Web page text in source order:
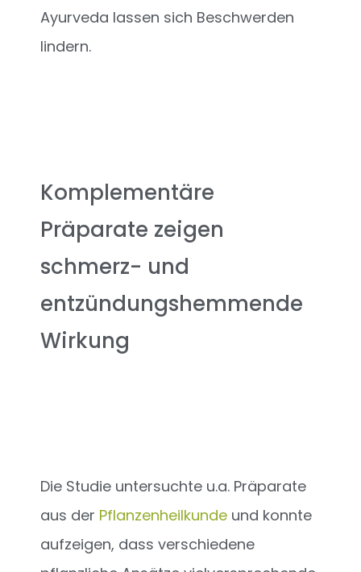
Ayurveda lassen sich Beschwerden
lindern.
Komplementäre
Präparate zeigen
schmerz- und
entzündungshemmende
Wirkung
Die Studie untersuchte u.a. Präparate
aus der Pflanzenheilkunde und konnte
aufzeigen, dass verschiedene